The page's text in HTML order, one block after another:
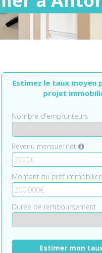
Estimez le taux moyen
projet
Nombre d'emprunteurs
Revenu mensuel net
Montant du prêt immobilier
Durée de remboursement
Estimer mon